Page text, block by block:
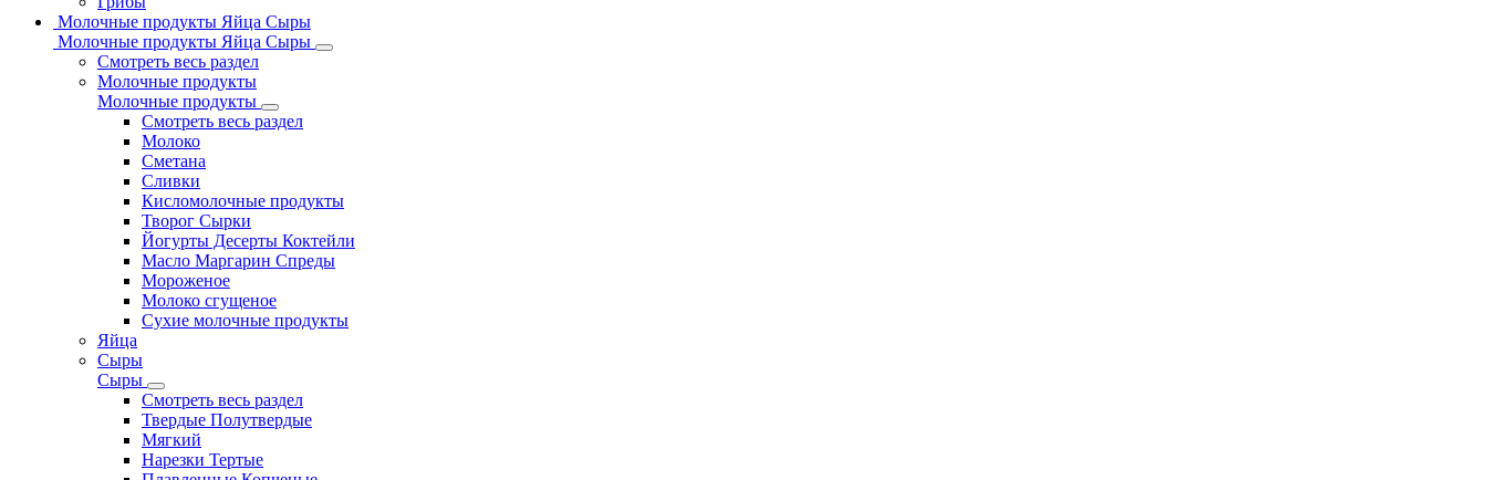
Молочные продукты Яйца Сыры
Молочные продукты Яйца Сыры
Смотреть весь раздел
Молочные продукты
Молочные продукты
Смотреть весь раздел
Молоко
Сметана
Сливки
Кисломолочные продукты
Творог Сырки
Йогурты Десерты Коктейли
Масло Маргарин Спреды
Мороженое
Молоко сгущеное
Сухие молочные продукты
Яйца
Сыры
Сыры
Смотреть весь раздел
Твердые Полутвердые
Мягкий
Нарезки Тертые